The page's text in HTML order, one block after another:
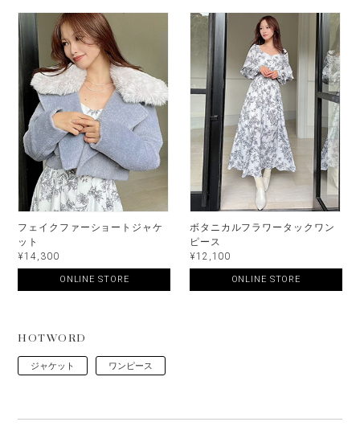
フェイクファーショートジャケ
ット
¥14,300
ONLINE STORE
ボタニカルフラワータックワン
ピース
¥12,100
ONLINE STORE
HOTWORD
ジャケット ワンピース